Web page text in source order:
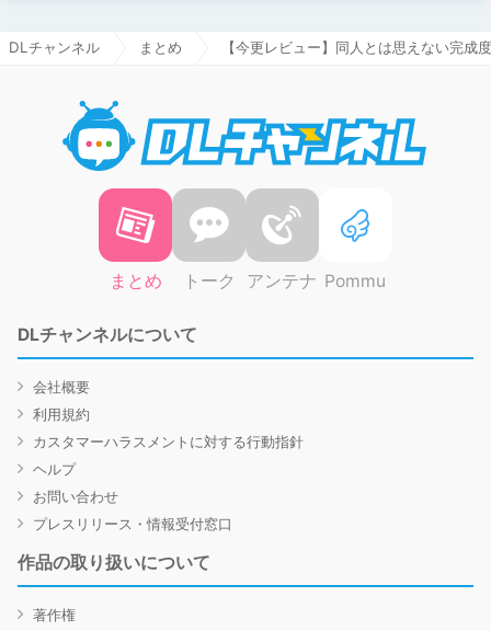
DLチャンネル まとめ 【今更レビュー】同人とは思えない完成
まとめ トーク アンテナ Pommu
DLチャンネルについて
会社概要
利用規約
カスタマーハラスメントに対する行動指針
ヘルプ
お問い合わせ
プレスリリース・情報受付窓口
作品の取り扱いについて
著作権